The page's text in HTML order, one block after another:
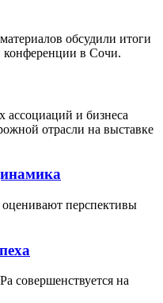
обсудили итоги
конференции в Сочи.
ассоциаций и бизнеса
отрасли на выставке
перспективы
совершенствуется на